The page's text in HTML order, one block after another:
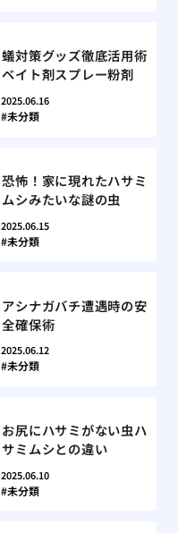
蟻対策グッズ徹底活用術
ベイト剤スプレー粉剤
2025.06.16
未分類
恐怖！家に現れたハサミ
ムシみたいな謎の虫
2025.06.15
未分類
アシナガバチ遭遇時の安
全確保術
2025.06.12
未分類
お尻にハサミがない虫ハ
サミムシとの違い
2025.06.10
未分類